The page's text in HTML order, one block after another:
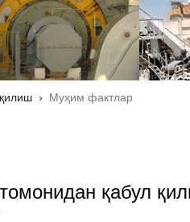
Муҳим фактлар
қабул